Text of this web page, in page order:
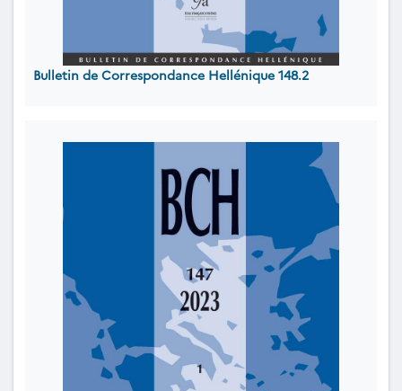
Bulletin de Correspondance Hellénique 148.2